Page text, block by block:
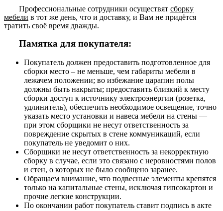
Профессиональные сотрудники осуществят сборку
мебели в тот же день, что и доставку, и Вам не придётся
тратить своё время дважды.
Памятка для покупателя:
Покупатель должен предоставить подготовленное для
сборки место – не меньше, чем габариты мебели в
лежачем положении; во избежание царапин полы
должны быть накрыты; предоставить близкий к месту
сборки доступ к источнику электроэнергии (розетка,
удлинитель), обеспечить необходимое освещение, точно
указать место установки и навеса мебели на стены —
при этом сборщики не несут ответственность за
повреждение скрытых в стене коммуникаций, если
покупатель не уведомит о них.
Сборщики не несут ответственность за некорректную
сборку в случае, если это связано с неровностями полов
и стен, о которых не было сообщено заранее.
Обращаем внимание, что подвесные элементы крепятся
только на капитальные стены, исключая гипсокартон и
прочие легкие конструкции.
По окончании работ покупатель ставит подпись в акте